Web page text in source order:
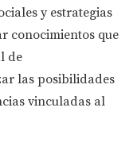
y estrategias
conocimientos que
de
las posibilidades
vinculadas al